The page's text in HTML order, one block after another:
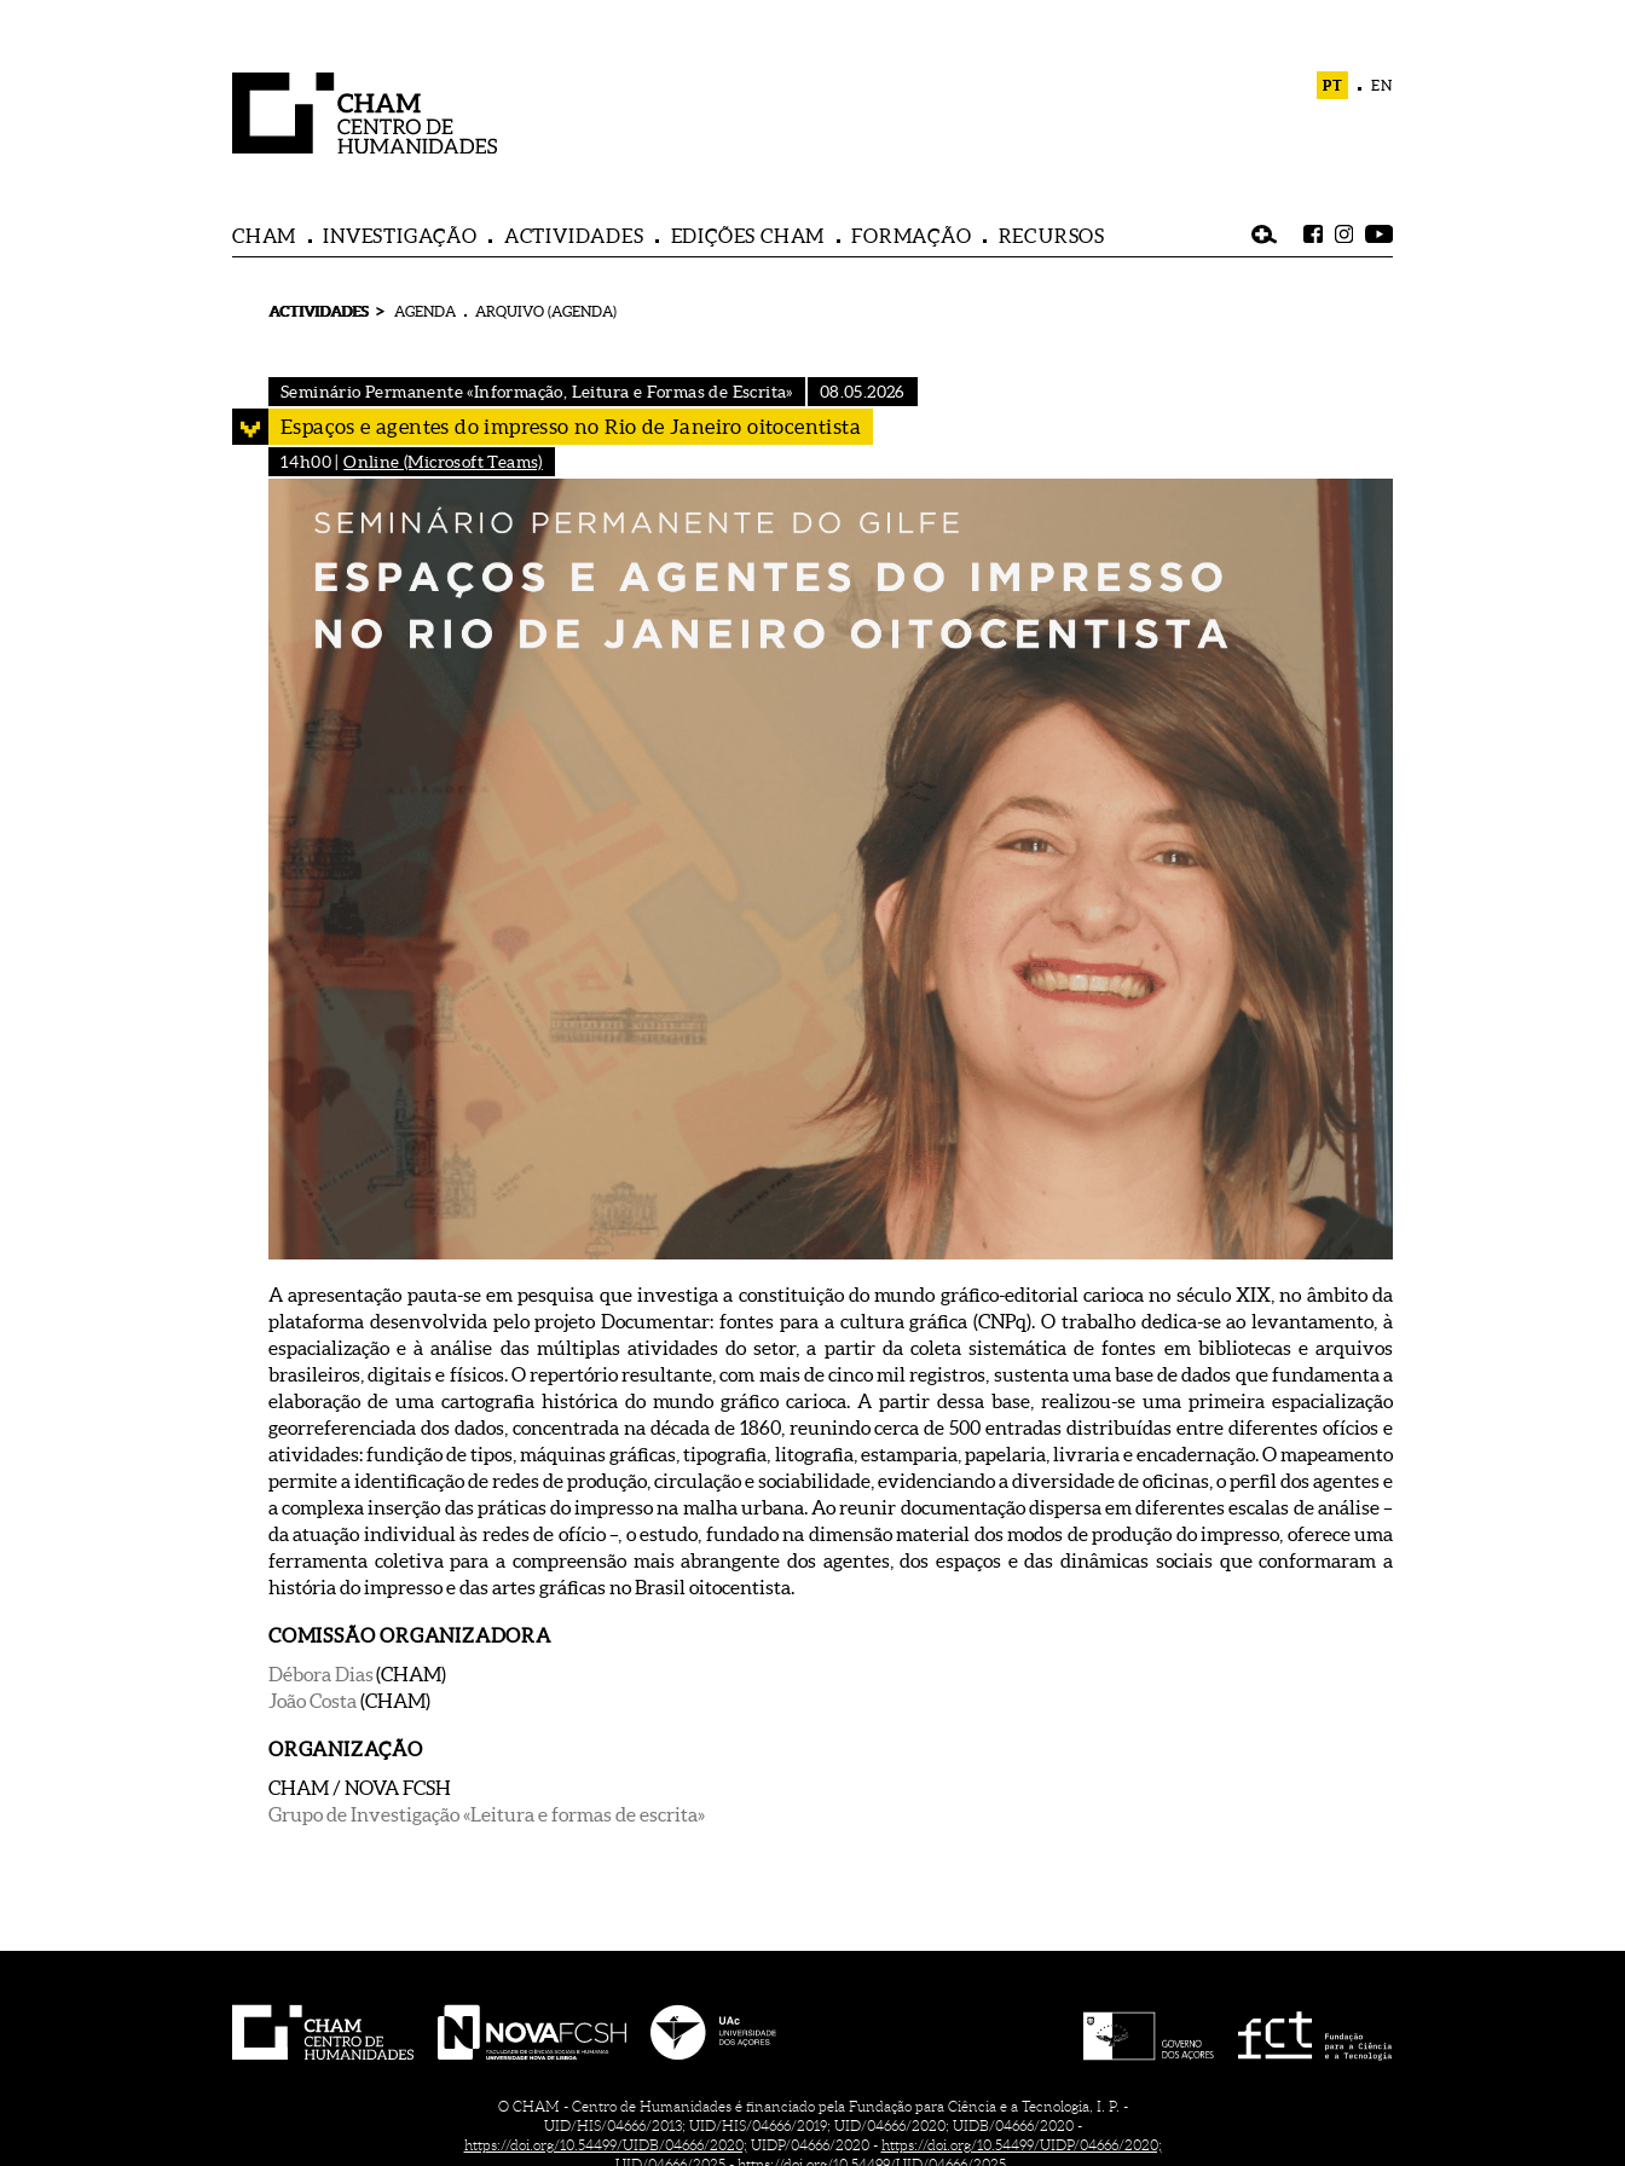
PT EN
CHAM INVESTIGAÇÃO ACTIVIDADES EDIÇÕES CHAM FORMAÇÃO RECURSOS
ACTIVIDADES > AGENDA ARQUIVO (AGENDA)
Seminário Permanente «Informação, Leitura e Formas de Escrita» 08.05.2026
Espaços e agentes do impresso no Rio de Janeiro oitocentista
14h00 |Online (Microsoft Teams)
A apresentação pauta-se em pesquisa que investiga a constituição do mundo gráfico-editorial carioca no século XIX, no âmbito da
plataforma desenvolvida pelo projeto Documentar: fontes para a cultura gráfica (CNPq). O trabalho dedica-se ao levantamento, à
espacialização e à análise das múltiplas atividades do setor, a partir da coleta sistemática de fontes em bibliotecas e arquivos
brasileiros, digitais e físicos. O repertório resultante, com mais de cinco mil registros, sustenta uma base de dados que fundamenta a
elaboração de uma cartografia histórica do mundo gráfico carioca. A partir dessa base, realizou-se uma primeira espacialização
georreferenciada dos dados, concentrada na década de 1860, reunindo cerca de 500 entradas distribuídas entre diferentes ofícios e
atividades: fundição de tipos, máquinas gráficas, tipografia, litografia, estamparia, papelaria, livraria e encadernação. O mapeamento
permite a identificação de redes de produção, circulação e sociabilidade, evidenciando a diversidade de oficinas, o perfil dos agentes e
a complexa inserção das práticas do impresso na malha urbana. Ao reunir documentação dispersa em diferentes escalas de análise –
da atuação individual às redes de ofício –, o estudo, fundado na dimensão material dos modos de produção do impresso, oferece uma
ferramenta coletiva para a compreensão mais abrangente dos agentes, dos espaços e das dinâmicas sociais que conformaram a
história do impresso e das artes gráficas no Brasil oitocentista.
COMISSÃO ORGANIZADORA
Débora Dias(CHAM)
João Costa (CHAM)
ORGANIZAÇÃO
CHAM / NOVA FCSH
Grupo de Investigação «Leitura e formas de escrita»
O CHAM - Centro de Humanidades é financiado pela Fundação para Ciência e a Tecnologia, I. P. -
UID/HIS/04666/2013; UID/HIS/04666/2019; UID/04666/2020; UIDB/04666/2020 -
https://doi.org/10.54499/UIDB/04666/2020; UIDP/04666/2020 - https://doi.org/10.54499/UIDP/04666/2020;